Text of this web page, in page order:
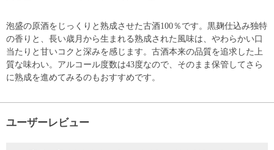
泡盛の原酒をじっくりと熟成させた古酒100％です。黒麹仕込み独特
の香りと、長い歳月から生まれる熟成された風味は、やわらかい口
当たりと甘いコクと深みを感じます。古酒本来の品質を追求した上
質な味わい。アルコール度数は43度なので、そのまま保管してさら
に熟成を進めてみるのもおすすめです。
ユーザーレビュー